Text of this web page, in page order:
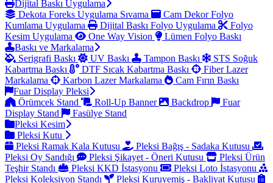
Dijital Baskı Uygulama
Dekota Foreks Uygulama Sıvama
Cam Dekor Folyo
Kumlama Uygulama
Dijital Baskı Folyo Uygulama
Folyo
Kesim Uygulama
One Way Vision
Lümen Folyo Baskı
Baskı ve Markalama
Serigrafi Baskı
UV Baskı Tampon Baskı
STS Soğuk
Kabartma Baskı
DTF Sıcak Kabartma Baskı
Fiber Lazer
Markalama
Karbon Lazer Markalama
Cam Fırın Baskı
Fuar Display Pleksi
Örümcek Stand
Roll-Up Banner Backdrop
Fuar
Display Stand
Fasülye Stand
Pleksi Kesim
Pleksi Kutu
Pleksi Ramak Kala Kutusu
Pleksi Bağış - Sadaka Kutusu
Pleksi Oy Sandığı
Pleksi Şikayet - Öneri Kutusu
Pleksi Ürün
Teşhir Standı
Pleksi KKD İstasyonu
Pleksi Loto İstasyonu
Pleksi Koleksiyon Standı
Pleksi Kuruyemiş - Bakliyat Kutusu